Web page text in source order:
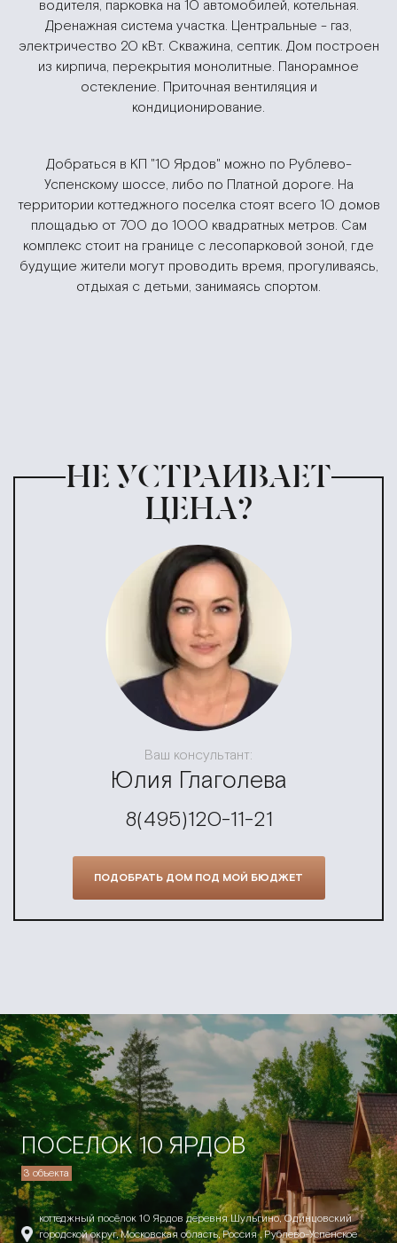
водителя, парковка на 10 автомобилей, котельная.
Дренажная система участка. Центральные - газ,
электричество 20 кВт. Скважина, септик. Дом построен
из кирпича, перекрытия монолитные. Панорамное
остекление. Приточная вентиляция и
кондиционирование.
Добраться в КП "10 Ярдов" можно по Рублево-
Успенскому шоссе, либо по Платной дороге. На
территории коттеджного поселка стоят всего 10 домов
площадью от 700 до 1000 квадратных метров. Сам
комплекс стоит на границе с лесопарковой зоной, где
будущие жители могут проводить время, прогуливаясь,
отдыхая с детьми, занимаясь спортом.
НЕ УСТРАИВАЕТ
ЦЕНА?
Ваш консультант:
Юлия Глаголева
8(495)120-11-21
ПОДОБРАТЬ ДОМ ПОД МОЙ БЮДЖЕТ
ПОСЕЛОК 10 ЯРДОВ
3 объекта
коттеджный посёлок 10 Ярдов деревня Шульгино, Одинцовский
городской округ, Московская область, Россия , Рублево-Успенское